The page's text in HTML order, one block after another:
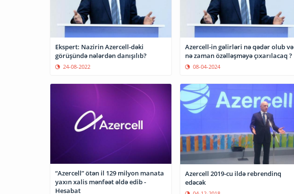
Ekspert: Nazirin Azercell-dəki
görüşündə nələrdən danışılıb?
24-08-2022
Azercell-in gəlirləri nə qədər olub və
nə zaman özəlləşməyə çıxarılacaq ?
08-04-2024
“Azercell” ötən il 129 milyon manata
yaxın xalis mənfəət əldə edib -
Hesabat
Azercell 2019-cu ildə rebrendinq
edəcək